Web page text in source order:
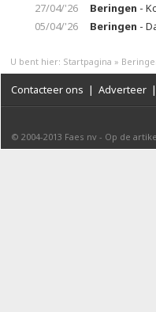
27/04/'26
Beringen -
05/04/'26
Beringen -
U bent hier: Startpagina »
Contacteer ons | Adverteer |
© 2004-2013 Faes nv - Op de